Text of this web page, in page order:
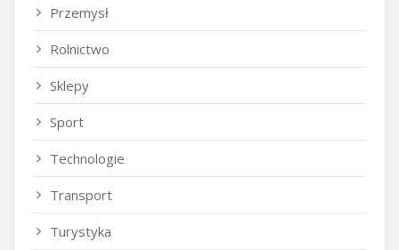
Przemysł
Rolnictwo
Sklepy
Sport
Technologie
Transport
Turystyka